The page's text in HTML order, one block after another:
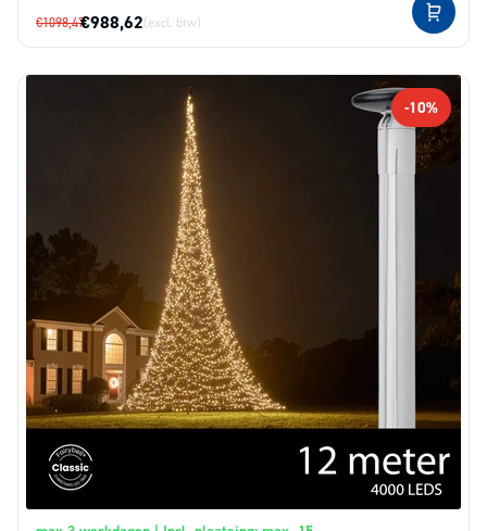
€1098,47€988,62(excl. btw)
-10%